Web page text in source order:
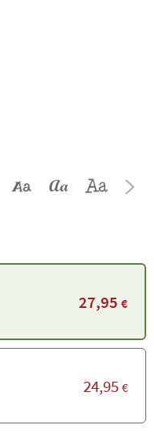
27,95 €
24,95 €